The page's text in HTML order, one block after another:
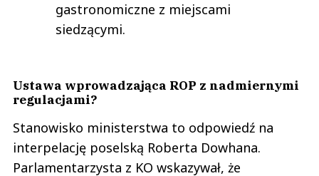
gastronomiczne z miejscami
siedzącymi.
Ustawa wprowadzająca ROP z nadmiernymi
regulacjami?
Stanowisko ministerstwa to odpowiedź na
interpelację poselską Roberta Dowhana.
Parlamentarzysta z KO wskazywał, że